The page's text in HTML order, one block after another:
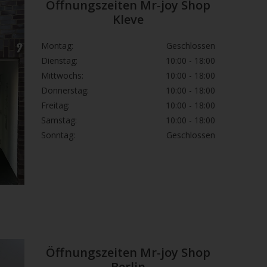
aufbewahren.
den örtlichen Vorschriften
Öffnungszeiten Mr-joy Shop
Kleve
Montag:
Geschlossen
Dienstag:
10:00 - 18:00
Mittwochs:
10:00 - 18:00
Donnerstag:
10:00 - 18:00
Freitag:
10:00 - 18:00
Samstag:
10:00 - 18:00
Sonntag:
Geschlossen
Öffnungszeiten Mr-joy Shop